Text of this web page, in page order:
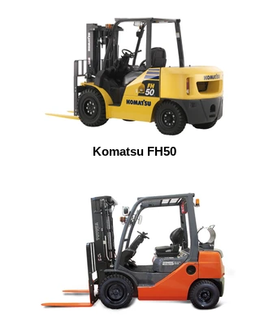
Komatsu FH50